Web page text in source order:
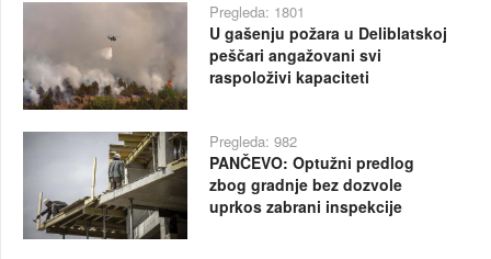
Pregleda: 1801
U gašenju požara u Deliblatskoj
peščari angažovani svi
raspoloživi kapaciteti
Pregleda: 982
PANČEVO: Optužni predlog
zbog gradnje bez dozvole
uprkos zabrani inspekcije